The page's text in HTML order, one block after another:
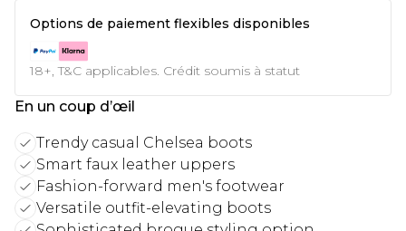
Options de paiement flexibles disponibles
18+, T&C applicables. Crédit soumis à statut
En un coup d’œil
Trendy casual Chelsea boots
Smart faux leather uppers
Fashion-forward men's footwear
Versatile outfit-elevating boots